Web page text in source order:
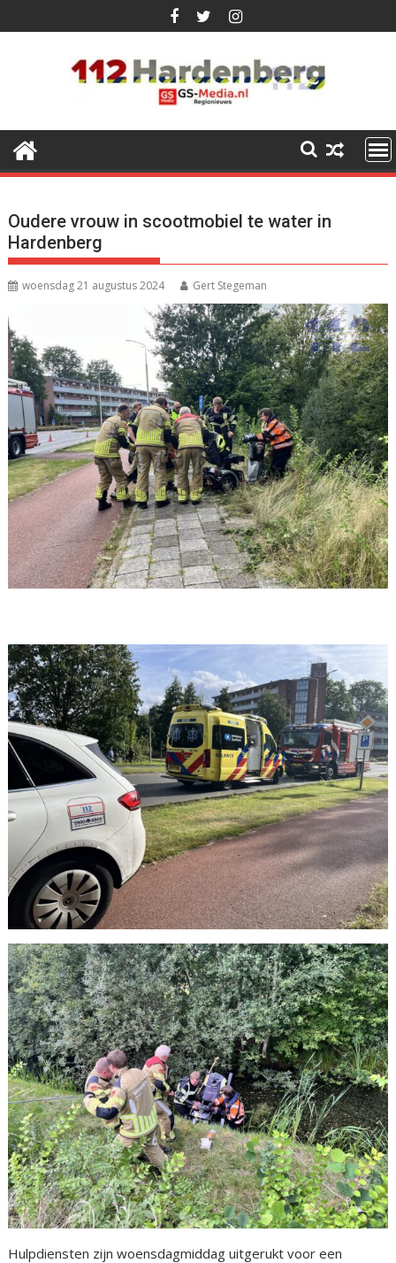
naar
Oudere vrouw in scootmobiel te water in
Hardenberg
woensdag 21 augustus 2024 Gert Stegeman
Hulpdiensten zijn woensdagmiddag uitgerukt voor een